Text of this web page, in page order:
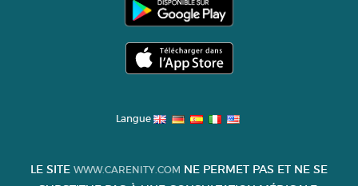
Langue
LE SITE WWW.CARENITY.COM NE PERMET PAS ET NE SE